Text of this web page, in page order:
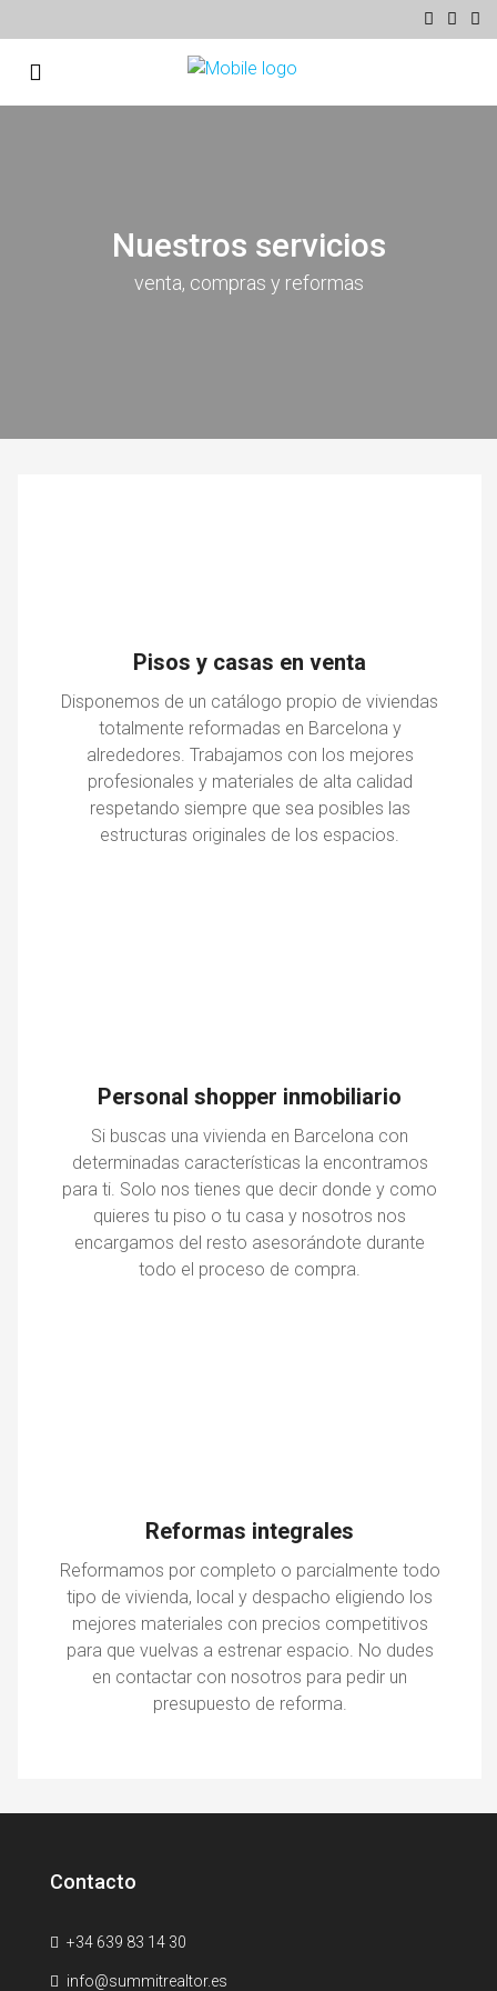
Nuestros servicios
venta, compras y reformas
Pisos y casas en venta
Disponemos de un catálogo propio de viviendas
totalmente reformadas en Barcelona y
alrededores. Trabajamos con los mejores
profesionales y materiales de alta calidad
respetando siempre que sea posibles las
estructuras originales de los espacios.
Personal shopper inmobiliario
Si buscas una vivienda en Barcelona con
determinadas características la encontramos
para ti. Solo nos tienes que decir donde y como
quieres tu piso o tu casa y nosotros nos
encargamos del resto asesorándote durante
todo el proceso de compra.
Reformas integrales
Reformamos por completo o parcialmente todo
tipo de vivienda, local y despacho eligiendo los
mejores materiales con precios competitivos
para que vuelvas a estrenar espacio. No dudes
en contactar con nosotros para pedir un
presupuesto de reforma.
Contacto
+34 639 83 14 30
info@summitrealtor.es